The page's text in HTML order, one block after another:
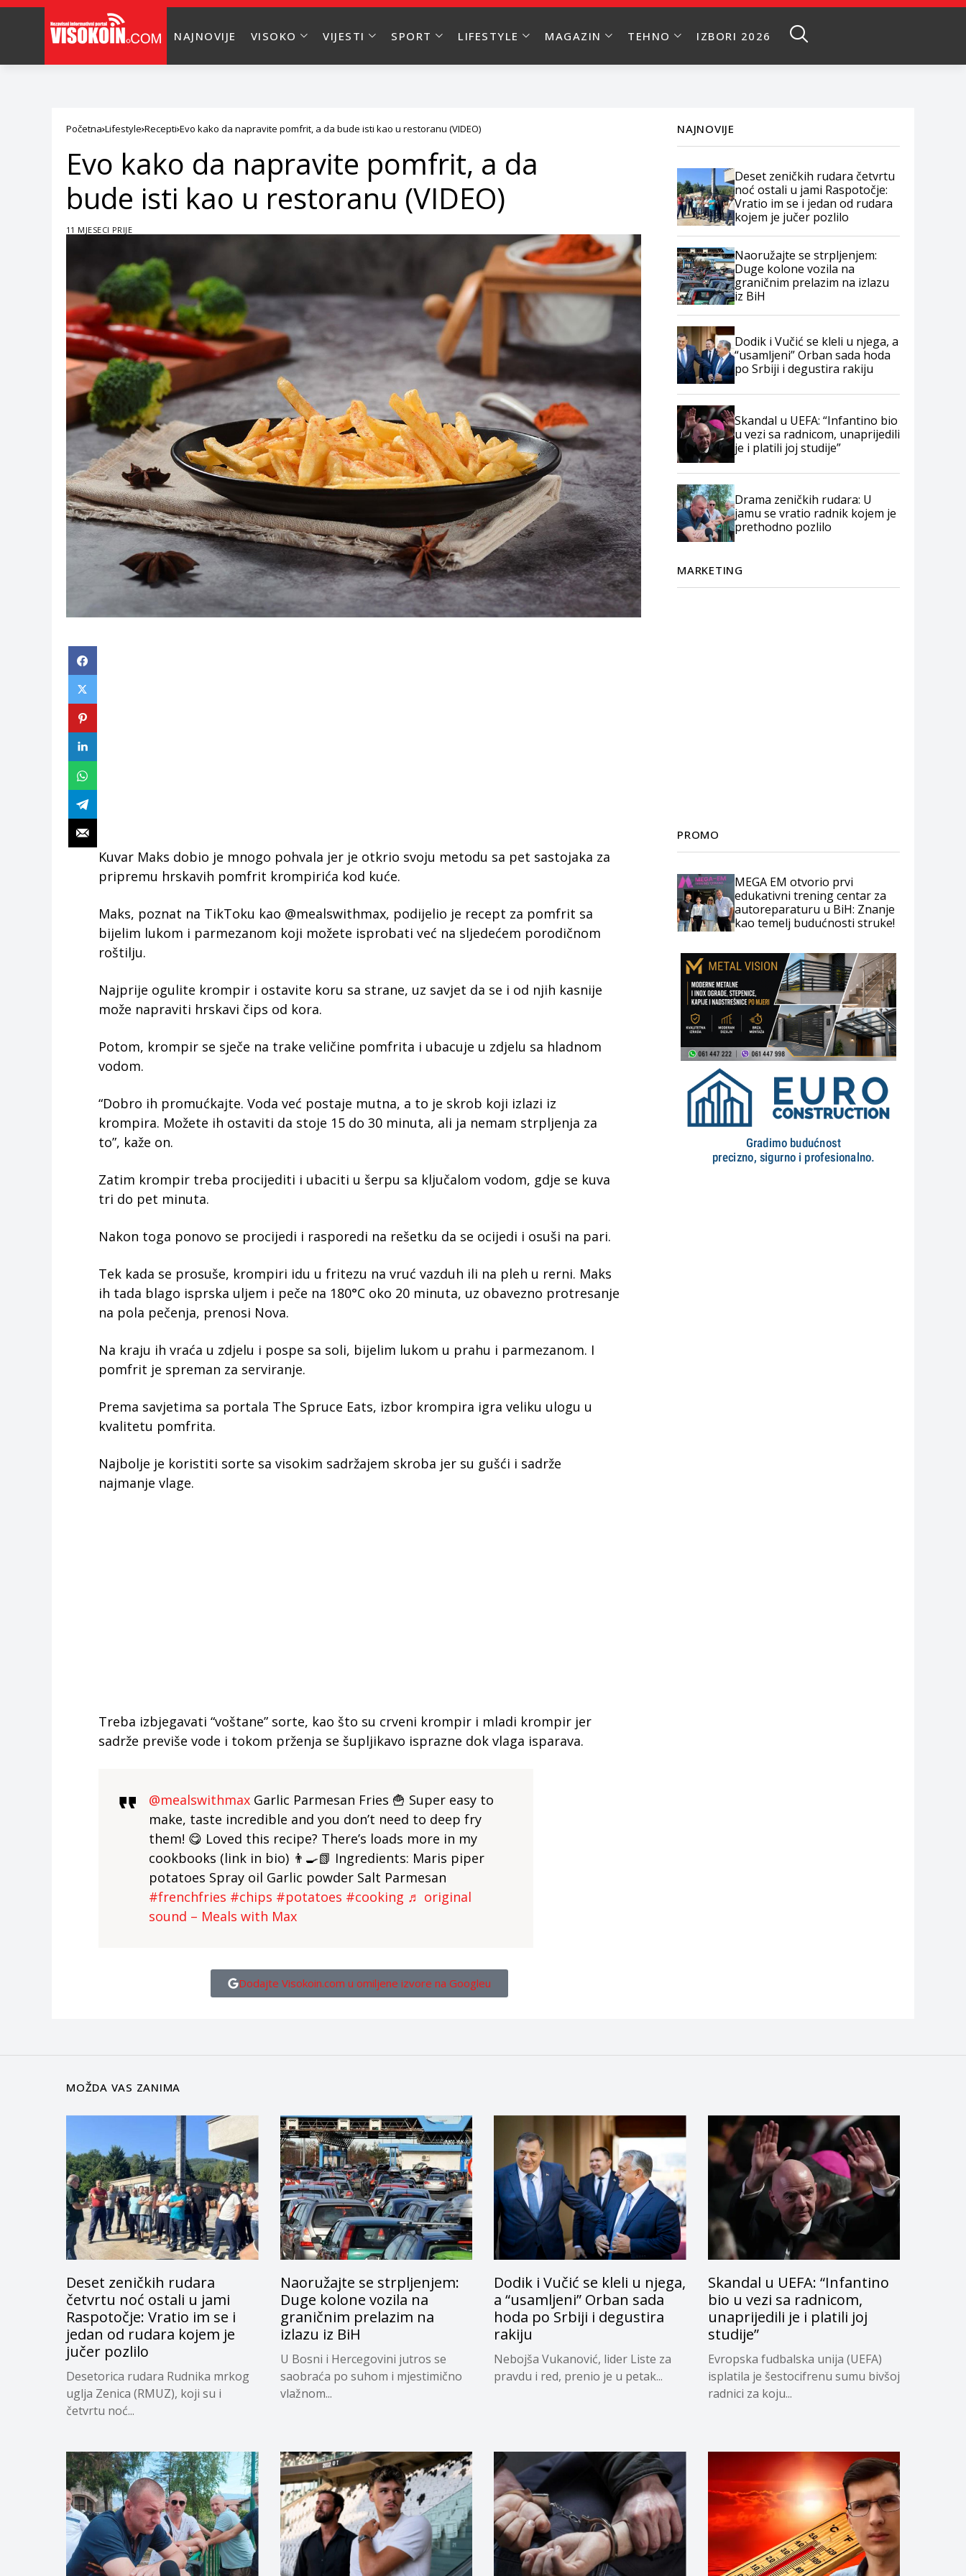
NAJNOVIJE VISOKO VIJESTI SPORT LIFESTYLE MAGAZIN TEHNO IZBORI 2026
Početna Lifestyle Recepti Evo kako da napravite pomfrit, a da bude isti kao u restoranu (VIDEO)
Evo kako da napravite pomfrit, a da
bude isti kao u restoranu (VIDEO)
11 MJESECI PRIJE
Kuvar Maks dobio je mnogo pohvala jer je otkrio svoju metodu sa pet sastojaka za
pripremu hrskavih pomfrit krompirića kod kuće.
Maks, poznat na TikToku kao @mealswithmax, podijelio je recept za pomfrit sa
bijelim lukom i parmezanom koji možete isprobati već na sljedećem porodičnom
roštilju.
Najprije ogulite krompir i ostavite koru sa strane, uz savjet da se i od njih kasnije
može napraviti hrskavi čips od kora.
Potom, krompir se sječe na trake veličine pomfrita i ubacuje u zdjelu sa hladnom
vodom.
“Dobro ih promućkajte. Voda već postaje mutna, a to je skrob koji izlazi iz
krompira. Možete ih ostaviti da stoje 15 do 30 minuta, ali ja nemam strpljenja za
to”, kaže on.
Zatim krompir treba procijediti i ubaciti u šerpu sa ključalom vodom, gdje se kuva
tri do pet minuta.
Nakon toga ponovo se procijedi i rasporedi na rešetku da se ocijedi i osuši na pari.
Tek kada se prosuše, krompiri idu u fritezu na vruć vazduh ili na pleh u rerni. Maks
ih tada blago isprska uljem i peče na 180°C oko 20 minuta, uz obavezno protresanje
na pola pečenja, prenosi Nova.
Na kraju ih vraća u zdjelu i pospe sa soli, bijelim lukom u prahu i parmezanom. I
pomfrit je spreman za serviranje.
Prema savjetima sa portala The Spruce Eats, izbor krompira igra veliku ulogu u
kvalitetu pomfrita.
Najbolje je koristiti sorte sa visokim sadržajem skroba jer su gušći i sadrže
najmanje vlage.
Treba izbjegavati “voštane” sorte, kao što su crveni krompir i mladi krompir jer
sadrže previše vode i tokom prženja se šupljikavo isprazne dok vlaga isparava.
@mealswithmax Garlic Parmesan Fries 🍟 Super easy to
make, taste incredible and you don’t need to deep fry
them! 😋 Loved this recipe? There’s loads more in my
cookbooks (link in bio) 👨‍🍳📗 Ingredients: Maris piper
potatoes Spray oil Garlic powder Salt Parmesan
#frenchfries #chips #potatoes #cooking ♬ original
sound – Meals with Max
Dodajte Visokoin.com u omiljene izvore na Googleu
NAJNOVIJE
Deset zeničkih rudara četvrtu
noć ostali u jami Raspotočje:
Vratio im se i jedan od rudara
kojem je jučer pozlilo
Naoružajte se strpljenjem:
Duge kolone vozila na
graničnim prelazim na izlazu
iz BiH
Dodik i Vučić se kleli u njega, a
“usamljeni” Orban sada hoda
po Srbiji i degustira rakiju
Skandal u UEFA: “Infantino bio
u vezi sa radnicom, unaprijedili
je i platili joj studije”
Drama zeničkih rudara: U
jamu se vratio radnik kojem je
prethodno pozlilo
MARKETING
PROMO
MEGA EM otvorio prvi
edukativni trening centar za
autoreparaturu u BiH: Znanje
kao temelj budućnosti struke!
MOŽDA VAS ZANIMA
Deset zeničkih rudara
četvrtu noć ostali u jami
Raspotočje: Vratio im se i
jedan od rudara kojem je
jučer pozlilo
Desetorica rudara Rudnika mrkog
uglja Zenica (RMUZ), koji su i
četvrtu noć...
Naoružajte se strpljenjem:
Duge kolone vozila na
graničnim prelazim na
izlazu iz BiH
U Bosni i Hercegovini jutros se
saobraća po suhom i mjestimično
vlažnom...
Dodik i Vučić se kleli u njega,
a “usamljeni” Orban sada
hoda po Srbiji i degustira
rakiju
Nebojša Vukanović, lider Liste za
pravdu i red, prenio je u petak...
Skandal u UEFA: “Infantino
bio u vezi sa radnicom,
unaprijedili je i platili joj
studije”
Evropska fudbalska unija (UEFA)
isplatila je šestocifrenu sumu bivšoj
radnici za koju...